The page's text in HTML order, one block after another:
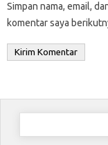
Simpan nama, email,
komentar saya
Cari